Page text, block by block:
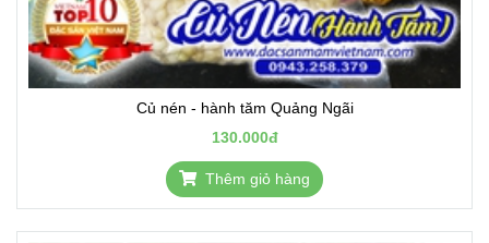
Củ nén - hành tăm Quảng Ngãi
130.000đ
Thêm giỏ hàng